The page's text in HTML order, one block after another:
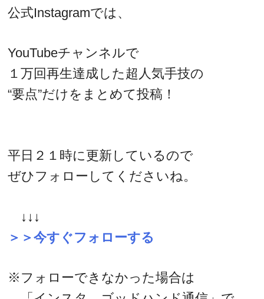
公式Instagramでは、
YouTubeチャンネルで
１万回再生達成した超人気手技の
“要点”だけをまとめて投稿！
平日２１時に更新しているので
ぜひフォローしてくださいね。
↓↓↓
＞＞今すぐフォローする
※フォローできなかった場合は